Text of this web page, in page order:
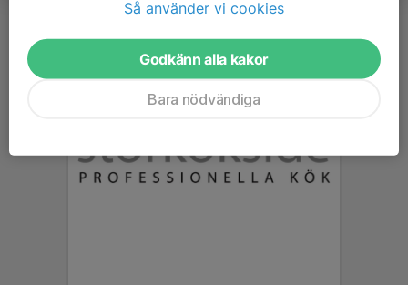
Så använder vi cookies
Godkänn alla kakor
Bara nödvändiga